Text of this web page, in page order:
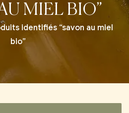
MIEL BIO”
identifiés “savon au miel
bio”